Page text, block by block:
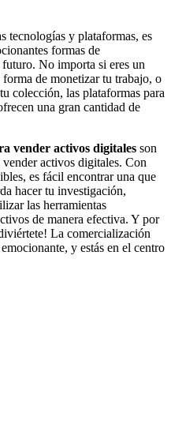
tecnologías y plataformas, es
formas de
No importa si eres un
de monetizar tu trabajo, o
colección, las plataformas para
una gran cantidad de
vender activos digitales son
activos digitales. Con
es fácil encontrar una que
hacer tu investigación,
las herramientas
de manera efectiva. Y por
La comercialización
y estás en el centro